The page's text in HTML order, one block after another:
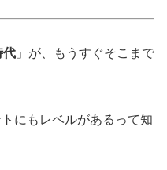
代 」が、もうすぐそこまで
にもレベルがあるって知